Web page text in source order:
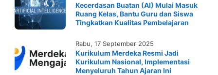
Kecerdasan Buatan (AI) Mulai Masuk
Ruang Kelas, Bantu Guru dan Siswa
Tingkatkan Kualitas Pembelajaran
Rabu, 17 September 2025
Kurikulum Merdeka Resmi Jadi
Kurikulum Nasional, Implementasi
Menyeluruh Tahun Ajaran Ini